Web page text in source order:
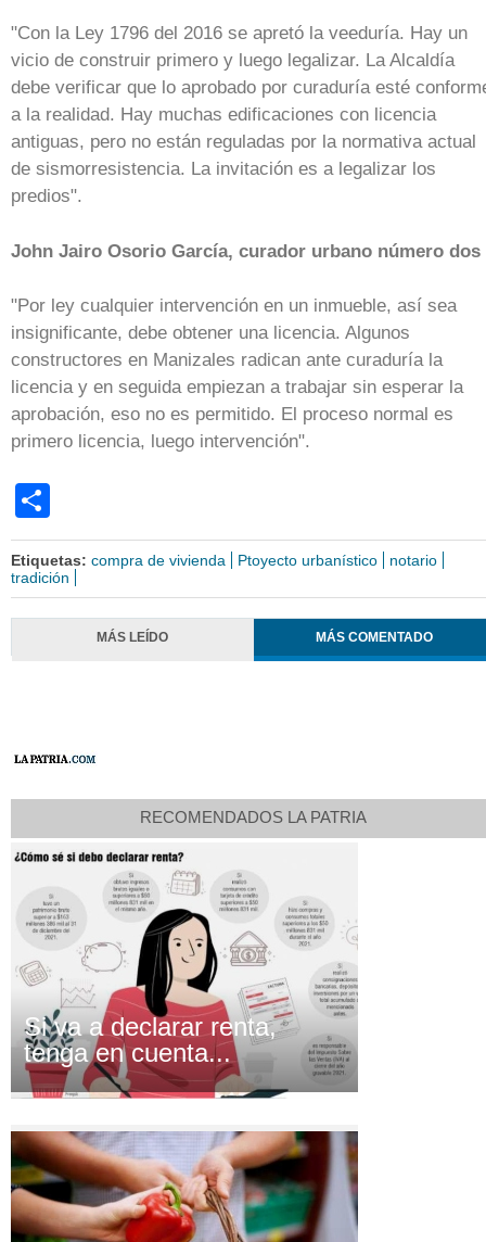
"Con la Ley 1796 del 2016 se apretó la veeduría. Hay un
vicio de construir primero y luego legalizar. La Alcaldía
debe verificar que lo aprobado por curaduría esté
a la realidad. Hay muchas edificaciones con licencia
antiguas, pero no están reguladas por la normativa actual
de sismorresistencia. La invitación es a legalizar los
predios".
John Jairo Osorio García, curador urbano número dos
"Por ley cualquier intervención en un inmueble, así sea
insignificante, debe obtener una licencia. Algunos
constructores en Manizales radican ante curaduría la
licencia y en seguida empiezan a trabajar sin esperar la
aprobación, eso no es permitido. El proceso normal es
primero licencia, luego intervención".
Etiquetas: compra de vivienda Ptoyecto urbanístico
notario
tradición
MÁS LEÍDO MÁS COMENTADO
RECOMENDADOS LA PATRIA
Si va a declarar renta,
tenga en cuenta...